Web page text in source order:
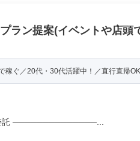
ラン提案(イベントや店頭
稼ぐ／20代・30代活躍中！／直行直帰
託 ──────────────...